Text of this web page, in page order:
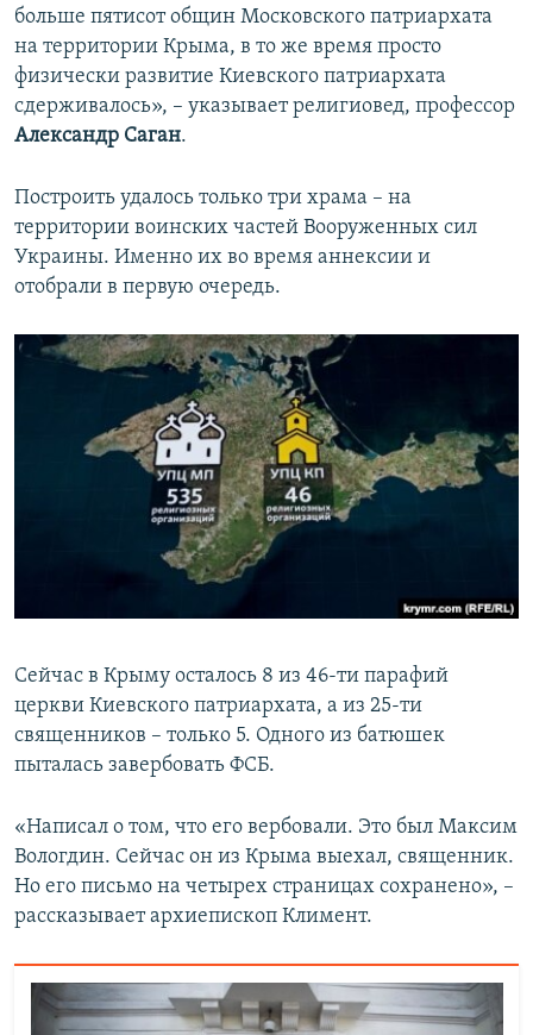
больше пятисот общин Московского патриархата
на территории Крыма, в то же время просто
физически развитие Киевского патриархата
сдерживалось», – указывает религиовед, профессор
Александр Саган.
Построить удалось только три храма – на
территории воинских частей Вооруженных сил
Украины. Именно их во время аннексии и
отобрали в первую очередь.
Сейчас в Крыму осталось 8 из 46-ти парафий
церкви Киевского патриархата, а из 25-ти
священников – только 5. Одного из батюшек
пыталась завербовать ФСБ.
«Написал о том, что его вербовали. Это был Максим
Вологдин. Сейчас он из Крыма выехал, священник.
Но его письмо на четырех страницах сохранено», –
рассказывает архиепископ Климент.